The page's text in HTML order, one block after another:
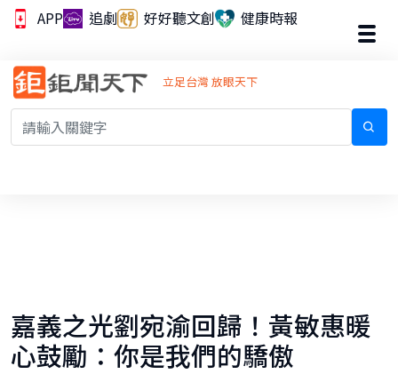
APP 追劇 好好聽文創 健康時報
立足台灣 放眼天下
嘉義之光劉宛渝回歸！黃敏惠暖
心鼓勵：你是我們的驕傲